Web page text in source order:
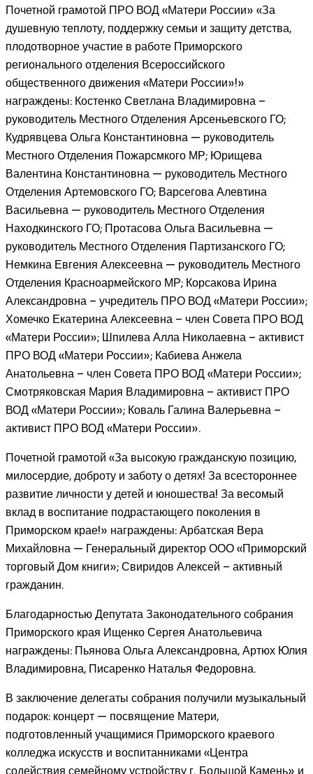
Почетной грамотой ПРО ВОД «Матери России» «За
душевную теплоту, поддержку семьи и защиту детства,
плодотворное участие в работе Приморского
регионального отделения Всероссийского
общественного движения «Матери России»!»
награждены: Костенко Светлана Владимировна –
руководитель Местного Отделения Арсеньевского ГО;
Кудрявцева Ольга Константиновна — руководитель
Местного Отделения Пожарсмкого МР; Юрищева
Валентина Константиновна — руководитель Местного
Отделения Артемовского ГО; Варсегова Алевтина
Васильевна — руководитель Местного Отделения
Находкинского ГО; Протасова Ольга Васильевна —
руководитель Местного Отделения Партизанского ГО;
Немкина Евгения Алексеевна — руководитель Местного
Отделения Красноармейского МР; Корсакова Ирина
Александровна – учредитель ПРО ВОД «Матери России»;
Хомечко Екатерина Алексеевна – член Совета ПРО ВОД
«Матери России»; Шпилева Алла Николаевна – активист
ПРО ВОД «Матери России»; Кабиева Анжела
Анатольевна – член Совета ПРО ВОД «Матери России»;
Смотряковская Мария Владимировна – активист ПРО
ВОД «Матери России»; Коваль Галина Валерьевна –
активист ПРО ВОД «Матери России».
Почетной грамотой «За высокую гражданскую позицию,
милосердие, доброту и заботу о детях! За всестороннее
развитие личности у детей и юношества! За весомый
вклад в воспитание подрастающего поколения в
Приморском крае!» награждены: Арбатская Вера
Михайловна — Генеральный директор ООО «Приморский
торговый Дом книги»; Свиридов Алексей – активный
гражданин.
Благодарностью Депутата Законодательного собрания
Приморского края Ищенко Сергея Анатольевича
награждены: Пьянова Ольга Александровна, Артюх Юлия
Владимировна, Писаренко Наталья Федоровна.
В заключение делегаты собрания получили музыкальный
подарок: концерт — посвящение Матери,
подготовленный учащимися Приморского краевого
колледжа искусств и воспитанниками «Центра